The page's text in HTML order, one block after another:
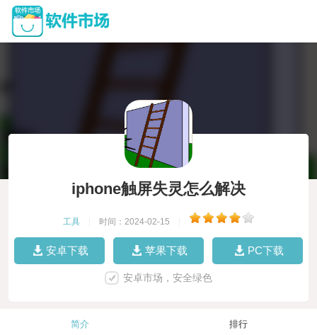
iphone触屏失灵怎么解决
工具 时间：2024-02-15
安卓下载 苹果下载 PC下载
安卓市场，安全绿色
简介 排行